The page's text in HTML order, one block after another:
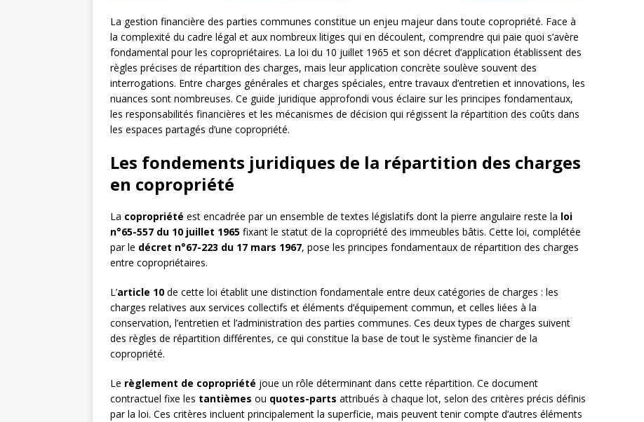
La gestion financière des parties communes constitue un enjeu majeur dans toute copropriété. Face à
la complexité du cadre légal et aux nombreux litiges qui en découlent, comprendre qui paie quoi s’avère
fondamental pour les copropriétaires. La loi du 10 juillet 1965 et son décret d’application établissent des
règles précises de répartition des charges, mais leur application concrète soulève souvent des
interrogations. Entre charges générales et charges spéciales, entre travaux d’entretien et innovations, les
nuances sont nombreuses. Ce guide juridique approfondi vous éclaire sur les principes fondamentaux,
les responsabilités financières et les mécanismes de décision qui régissent la répartition des coûts dans
les espaces partagés d’une copropriété.
Les fondements juridiques de la répartition des charges
en copropriété
La copropriété est encadrée par un ensemble de textes législatifs dont la pierre angulaire reste la loi
n°65-557 du 10 juillet 1965 fixant le statut de la copropriété des immeubles bâtis. Cette loi, complétée
par le décret n°67-223 du 17 mars 1967, pose les principes fondamentaux de répartition des charges
entre copropriétaires.
L’article 10 de cette loi établit une distinction fondamentale entre deux catégories de charges : les
charges relatives aux services collectifs et éléments d’équipement commun, et celles liées à la
conservation, l’entretien et l’administration des parties communes. Ces deux types de charges suivent
des règles de répartition différentes, ce qui constitue la base de tout le système financier de la
copropriété.
Le règlement de copropriété joue un rôle déterminant dans cette répartition. Ce document
contractuel fixe les tantièmes ou quotes-parts attribués à chaque lot, selon des critères précis définis
par la loi. Ces critères incluent principalement la superficie, mais peuvent tenir compte d’autres éléments